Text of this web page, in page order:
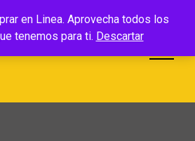
en Linea. Aprovecha todos los
tenemos para ti. Descartar